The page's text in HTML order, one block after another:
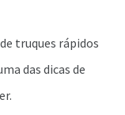
truques rápidos
das dicas de